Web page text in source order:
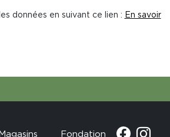
données en suivant ce lien : En savoir
Fondation